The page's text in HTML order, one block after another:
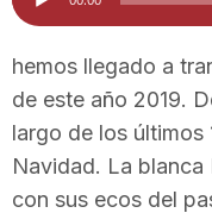
i
u
t
d'àudio
hemos llegado a
de este año 2019.
largo de los últimos
Navidad. La
con sus ecos del